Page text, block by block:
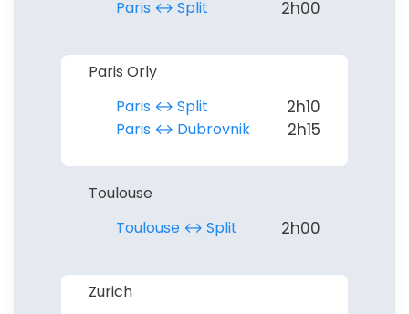
Paris ↔︎ Split 2h00
Paris Orly
Paris ↔︎ Split
2h10
Paris ↔︎ Dubrovnik 2h15
Toulouse
Toulouse ↔︎ Split
2h00
Zurich